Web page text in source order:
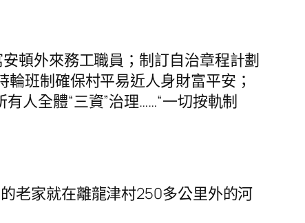
頓外來務工職員；制訂自治章程計劃
班制確保村平易近人身財富平安；
人全體“三資”治理……“一切按軌制
老家就在離龍津村250多公里外的河